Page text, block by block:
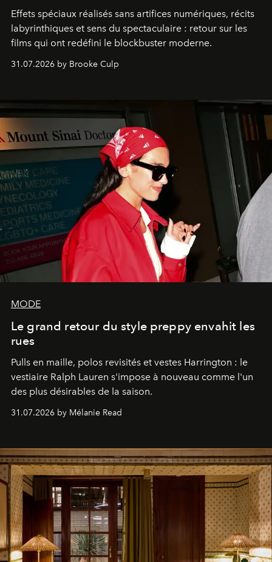
Effets spéciaux réalisés sans artifices numériques, récits
labyrinthiques et sens du spectaculaire : retour sur les
films qui ont redéfini le blockbuster moderne.
31.07.2026 by Brooke Culp
MODE
Le grand retour du style preppy envahit les
rues
Pulls en maille, polos revisités et vestes Harrington : le
vestiaire Ralph Lauren s'impose à nouveau comme l'un
des plus désirables de la saison.
31.07.2026 by Mélanie Read